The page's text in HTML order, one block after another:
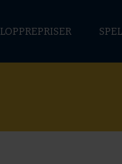
LOPPREPRISER